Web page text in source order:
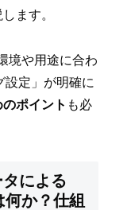
ます。
境や用途に合わ
設定」が明確に
ポイント も必
による
か？仕組